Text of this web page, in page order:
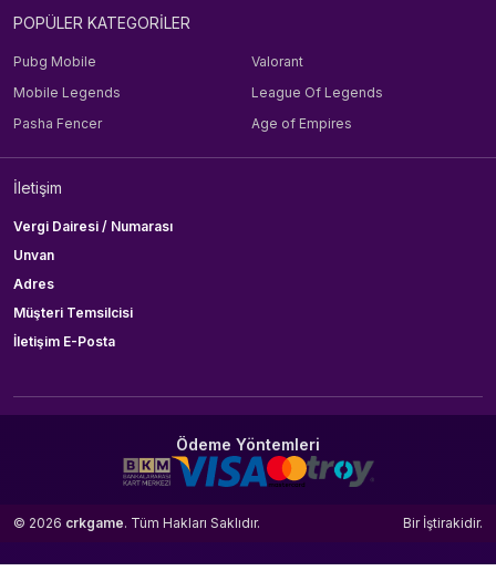
POPÜLER KATEGORİLER
Pubg Mobile
Valorant
Mobile Legends
League Of Legends
Pasha Fencer
Age of Empires
İletişim
Vergi Dairesi / Numarası
Unvan
Adres
Müşteri Temsilcisi
İletişim E-Posta
Ödeme Yöntemleri
© 2026 crkgame. Tüm Hakları Saklıdır. Bir İştirakidir.